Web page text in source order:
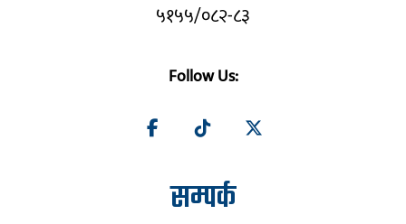
५१५५/०८२-८३
Follow Us:
सम्पर्क